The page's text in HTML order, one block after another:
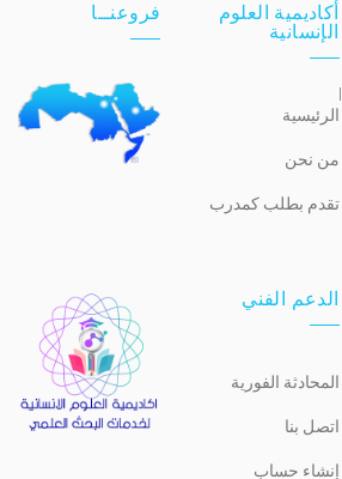
أكاديمية العلوم
الإنسانية
الرئيسية
من نحن
تقدم بطلب كمدرب
فروعنــا
الدعم الفني
المحادثة الفورية
اتصل بنا
إنشاء حساب